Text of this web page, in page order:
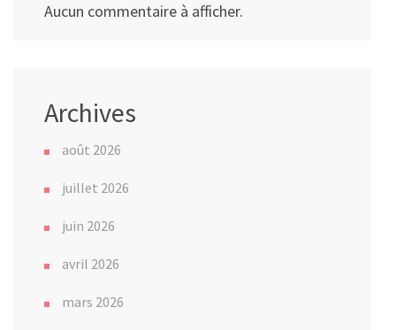
Aucun commentaire à afficher.
Archives
août 2026
juillet 2026
juin 2026
avril 2026
mars 2026